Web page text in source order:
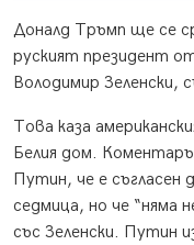
Доналд Тръмп ще се
руският президент
Володимир Зеленски,
Това каза
Белия дом.
Путин, че е съгласен
седмица, но че “няма
със Зеленски. Путин